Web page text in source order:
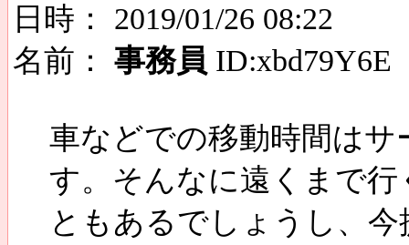
日時： 2019/01/26 08:22
名前： 事務員 ID:xbd79Y6E
車などでの移動時間は
す。そんなに遠くまで
ともあるでしょうし、